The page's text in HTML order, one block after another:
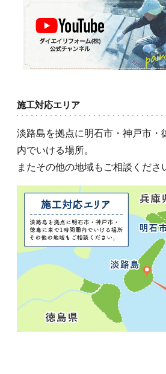
施工対応エリア
淡路島を拠点に明石市・神戸市・
内でいける場所。
またその他の地域もご相談くださ